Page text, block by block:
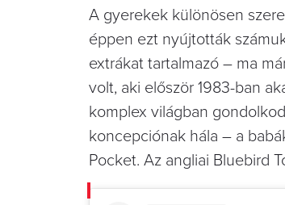
A gyerekek különösen
éppen ezt nyújtották
extrákat tartalmazó – ma
volt, aki először 1983-ban
komplex világban
koncepciónak hála – a
Pocket. Az angliai Bluebird